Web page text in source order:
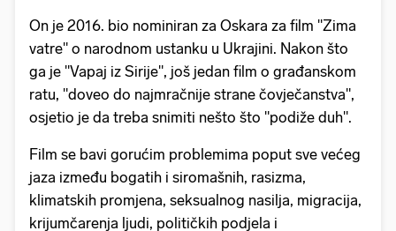
On je 2016. bio nominiran za Oskara za film "Zima
vatre" o narodnom ustanku u Ukrajini. Nakon što
ga je "Vapaj iz Sirije", još jedan film o građanskom
ratu, "doveo do najmračnije strane čovječanstva",
osjetio je da treba snimiti nešto što "podiže duh".
Film se bavi gorućim problemima poput sve većeg
jaza između bogatih i siromašnih, rasizma,
klimatskih promjena, seksualnog nasilja, migracija,
krijumčarenja ljudi, političkih podjela i